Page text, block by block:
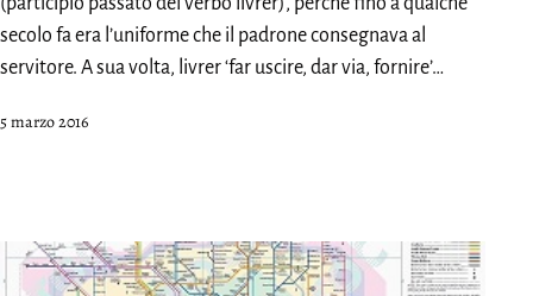
secolo fa era l’uniforme che il padrone consegnava al
servitore. A sua volta, livrer ‘far uscire, dar via, fornire’…
Pubblicato
5 marzo 2016